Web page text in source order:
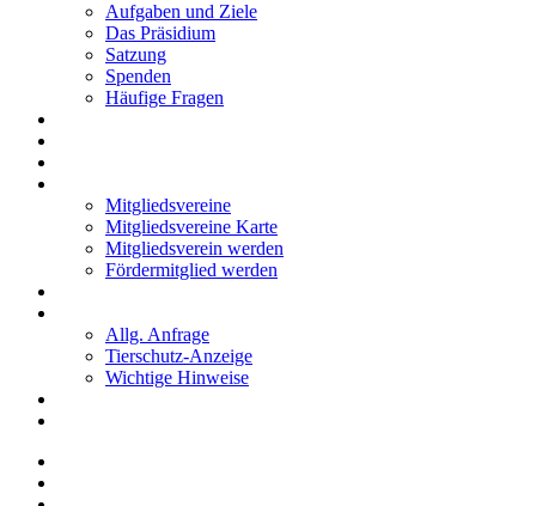
Aufgaben und Ziele
Das Präsidium
Satzung
Spenden
Häufige Fragen
Mitgliedsvereine
Mitgliedsvereine Karte
Mitgliedsverein werden
Fördermitglied werden
Allg. Anfrage
Tierschutz-Anzeige
Wichtige Hinweise